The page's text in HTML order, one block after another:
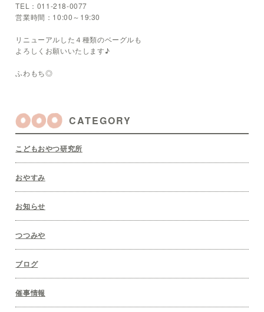
TEL：011-218-0077
営業時間：10:00～19:30
リニューアルした４種類のベーグルも
よろしくお願いいたします♪
ふわもち◎
CATEGORY
こどもおやつ研究所
おやすみ
お知らせ
つつみや
ブログ
催事情報